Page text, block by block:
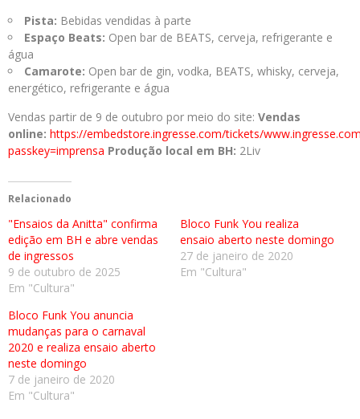
Pista: Bebidas vendidas à parte
Espaço Beats: Open bar de BEATS, cerveja, refrigerante e
água
Camarote: Open bar de gin, vodka, BEATS, whisky, cerveja,
energético, refrigerante e água
Vendas partir de 9 de outubro por meio do site: Vendas
online: https://embedstore.ingresse.com/tickets/
passkey=imprensa Produção local em BH: 2Liv
Relacionado
"Ensaios da Anitta" confirma
edição em BH e abre vendas
de ingressos
9 de outubro de 2025
Em "Cultura"
Bloco Funk You realiza
ensaio aberto neste domingo
27 de janeiro de 2020
Em "Cultura"
Bloco Funk You anuncia
mudanças para o carnaval
2020 e realiza ensaio aberto
neste domingo
7 de janeiro de 2020
Em "Cultura"